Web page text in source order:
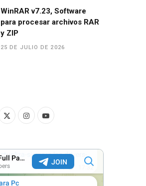
WinRAR v7.23, Software
para procesar archivos RAR
y ZIP
25 DE JULIO DE 2026
T
I
s
Y
u
T